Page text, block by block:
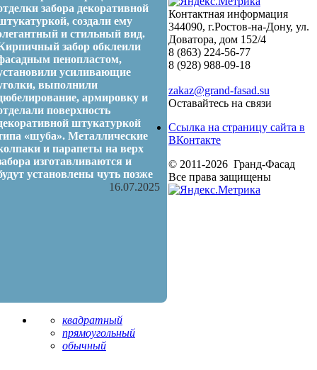
забора декоративной
создали ему
и стильный вид.
забор обклеили
пенопластом,
усиливающие
выполнили
армировку и
поверхность
штукатуркой
«шуба». Металлические
и парапеты на верх
изготавливаются и
установлены чуть позже
16.07.2025
квадратный
прямоугольный
обычный
Контактная информация
344090, г.Ростов-на-Дону, ул.
Доватора, дом 152/4
8 (863) 224-56-77
8 (928) 988-09-18
zakaz@grand-fasad.su
Оставайтесь на связи
Ссылка на страницу сайта в
ВКонтакте
© 2011-2026 Гранд-Фасад
Все права защищены